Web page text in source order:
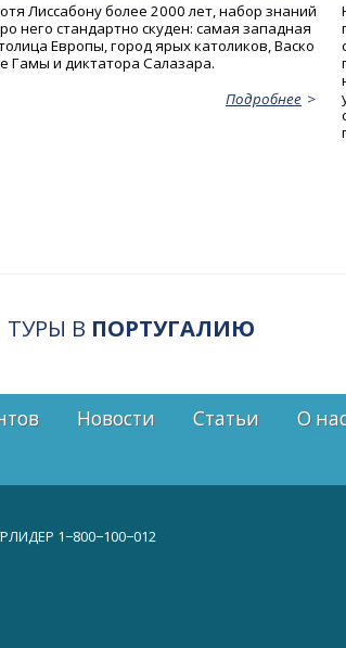
Лиссабону более 2000 лет, набор знаний
него стандартно скуден: самая западная
Европы, город ярых католиков, Васко
Гамы и диктатора Салазара.
Подробнее
ТУРЫ В ПОРТУГАЛИЮ
Новости Статьи О
1−800−100−012